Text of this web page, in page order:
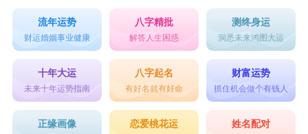
流年运势
财运婚姻事业健康
八字精批
解答人生困惑
测终身运
洞悉未来鸿图大运
十年大运
未来十年运势指南
八字起名
有好名就有好命
财富运势
抓住机会做个有钱人
正缘画像 恋爱桃花运 姓名配对